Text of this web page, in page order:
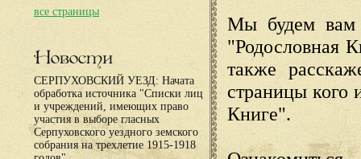
все страницы
Новости
СЕРПУХОВСКИЙ УЕЗД: Начата
обработка источника "Списки лиц
и учреждений, имеющих право
участия в выборе гласных
Серпуховского уездного земского
собрания на трехлетие 1915-1918
Мы будем вам
"Родословная
также
страницы кого
Книге".